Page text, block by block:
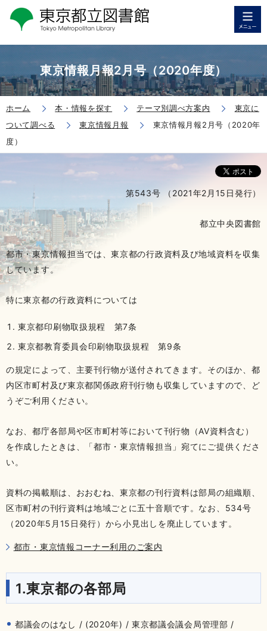
東京情報月報2月号（2020年度）
ホーム 本・情報を探す テーマ別調べ方案内
東京に
ついて調べる
東京情報月報
東京情報月報2月号（2020年
度）
第543号 （2021年2月15日発行）
都立中央図書館
都市・東京情報担当では、東京都の行政資料及び地域資料を収集
しています。
特に東京都の行政資料については
東京都印刷物取扱規程 第7条
東京都教育委員会印刷物取扱規程 第9条
の規定によって、主要刊行物が送付されてきます。そのほか、都
内区市町村及び東京都関係政府刊行物も収集していますので、ど
うぞご利用ください。
なお、都庁各部局や区市町村等において刊行物（AV資料含む）
を作成したときは、「都市・東京情報担当」宛てにご提供くださ
い。
資料の掲載順は、おおむね、東京都の刊行資料は部局の組織順、
区市町村の刊行資料は地域ごとに五十音順です。なお、534号
（2020年5月15日発行）から小見出しを廃止しています。
都市・東京情報コーナー利用のご案内
1.東京都の各部局
都議会のはなし / (2020年) / 東京都議会議会局管理部 /